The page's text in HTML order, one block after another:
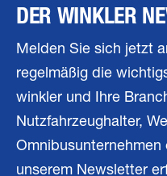
DER WINKLER
Melden Sie sich jetzt
regelmäßig die
winkler und Ihre
Nutzfahrzeughalter,
unserem Newsletter